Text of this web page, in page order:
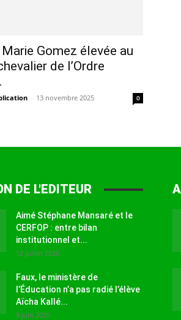
Gomez élevée au
de l’Ordre
- 13 novembre 2025 0
DE L'EDITEUR
Aimé Stéphane Mansaré et le
CERFOP : entre bilan
institutionnel et...
12 juillet 2026
Faux, le ministère de
l’Éducation n’a pas radié l’élève
Aïcha Kallé...
9 juin 2026